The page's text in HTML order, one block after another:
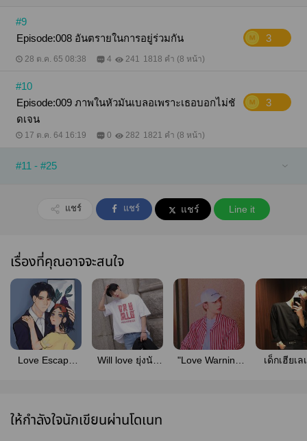
#9
Episode:008 อันตรายในการอยู่ร่วมกัน
3
28 ต.ค. 65 08:38 4 241 1818 คำ (8 หน้า)
#10
Episode:009 ภาพในหัวมันเบลอเพราะเธอบอกไม่ชั
ดเจน
3
17 ต.ค. 64 16:19 0 282 1821 คำ (8 หน้า)
#11 - #25
แชร์ แชร์ แชร์ Line it
เรื่องที่คุณอาจจะสนใจ
Love Escape
Will love ยุ่งนัก
"Love Warning
เด็กเฮียเล
ให้กำลังใจนักเขียนผ่านโดเนท